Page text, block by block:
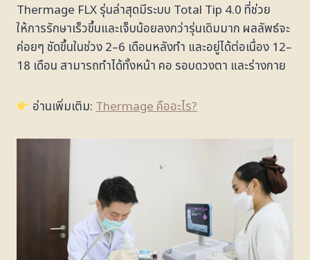
Thermage FLX รุ่นล่าสุดมีระบบ Total Tip 4.0 ที่ช่วย
ให้การรักษาเร็วขึ้นและเจ็บน้อยลงกว่ารุ่นเดิมมาก ผลลัพธ์จะ
ค่อยๆ ชัดขึ้นในช่วง 2–6 เดือนหลังทำ และอยู่ได้ต่อเนื่อง 12–
18 เดือน สามารถทำได้ทั้งหน้า คอ รอบดวงตา และร่างกาย
อ่านเพิ่มเติม:Thermage คืออะไร?